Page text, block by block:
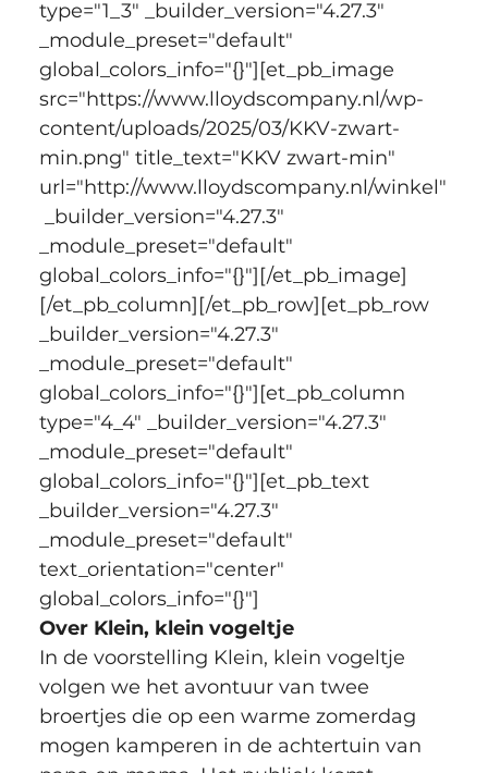
type="1_3" _builder_version="4.27.3"
_module_preset="default"
global_colors_info="{}"][et_pb_image
src="https://www.lloydscompany.nl/wp-
content/uploads/2025/03/KKV-zwart-
min.png" title_text="KKV zwart-min"
url="http://www.lloydscompany.nl/winkel"
_builder_version="4.27.3"
_module_preset="default"
global_colors_info="{}"][/et_pb_image]
[/et_pb_column][/et_pb_row][et_pb_row
_builder_version="4.27.3"
_module_preset="default"
global_colors_info="{}"][et_pb_column
type="4_4" _builder_version="4.27.3"
_module_preset="default"
global_colors_info="{}"][et_pb_text
_builder_version="4.27.3"
_module_preset="default"
text_orientation="center"
global_colors_info="{}"]
Over Klein, klein vogeltje
In de voorstelling Klein, klein vogeltje
volgen we het avontuur van twee
broertjes die op een warme zomerdag
mogen kamperen in de achtertuin van